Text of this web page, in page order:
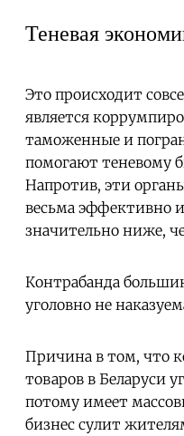
Теневая
Это происходит
является
таможенные и
помогают теневому
Напротив, эти
весьма эффективно
значительно ниже,
Контрабанда
уголовно не
Причина в том, что
товаров в Беларуси
потому имеет
бизнес сулит